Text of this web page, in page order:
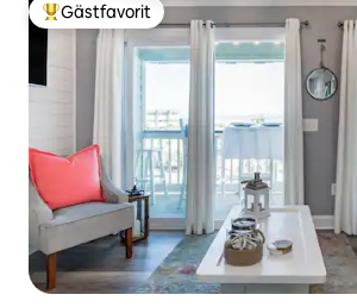
Populär gästfavorit
Gästfavorit